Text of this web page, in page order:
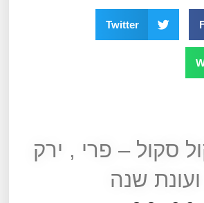
Twitter
סקול – פרי , ירק
ועונת שנה